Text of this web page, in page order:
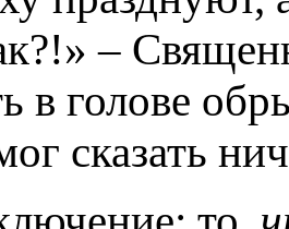
–
в голове
сказать